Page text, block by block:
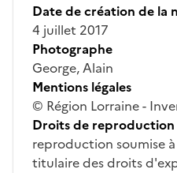
Date de création de la
4 juillet 2017
Photographe
George, Alain
Mentions légales
© Région Lorraine -
Droits de
reproduction soumise
titulaire des droits